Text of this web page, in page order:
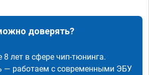
доверять?
лет в сфере чип-тюнинга.
— работаем с современными ЭБУ